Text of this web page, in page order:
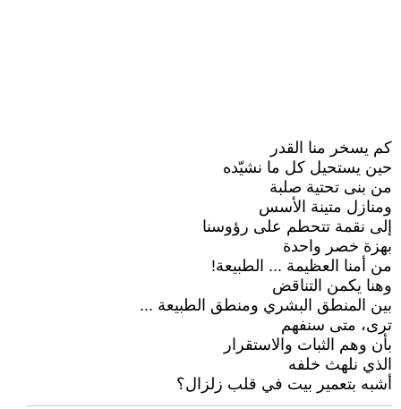
كم يسخر منا القدر
حين يستحيل كل ما نشيّده
من بنى تحتية صلبة
ومنازل متينة الأسس
إلى نقمة تتحطم على رؤوسنا
بهزة خصر واحدة
من أمنا العظيمة ... الطبيعة!
وهنا يكمن التناقض
بين المنطق البشري ومنطق الطبيعة ...
ترى، متى سنفهم
بأن وهم الثبات والاستقرار
الذي نلهث خلفه
أشبه بتعمير بيت في قلب زلزال؟